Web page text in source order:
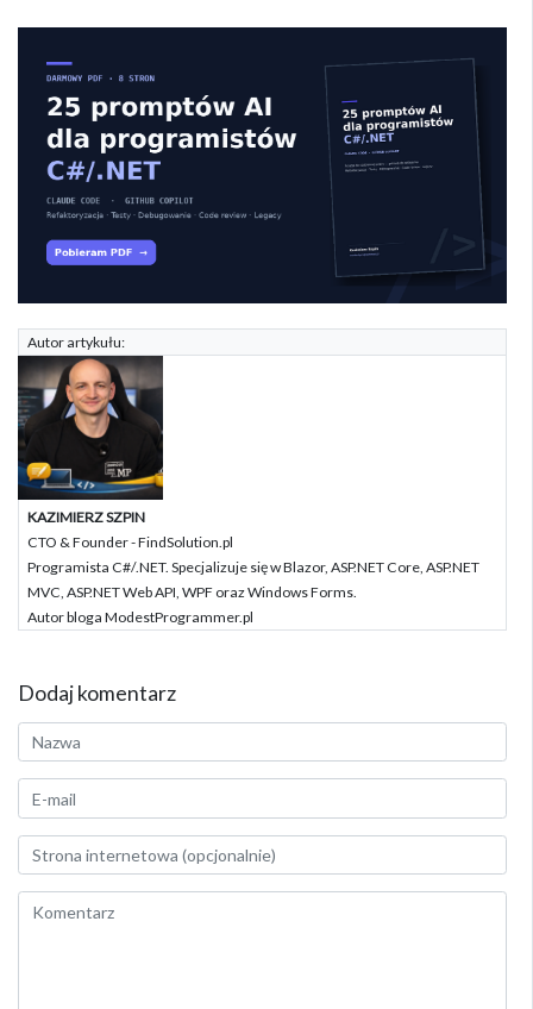
Autor artykułu:
KAZIMIERZ SZPIN
CTO & Founder - FindSolution.pl
Programista C#/.NET. Specjalizuje się w Blazor, ASP.NET Core, ASP.NET
MVC, ASP.NET Web API, WPF oraz Windows Forms.
Autor bloga ModestProgrammer.pl
Dodaj komentarz